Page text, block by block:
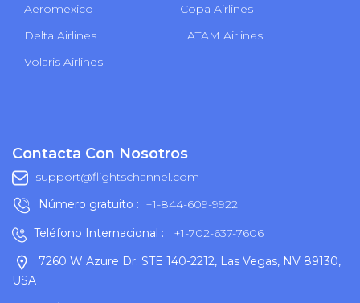
Aeromexico
Copa Airlines
Delta Airlines
LATAM Airlines
Volaris Airlines
Contacta Con Nosotros
support@flightschannel.com
Número gratuito : +1-844-609-9922
Teléfono Internacional :
+1-702-637-7606
7260 W Azure Dr. STE 140-2212, Las Vegas, NV 89130,
USA